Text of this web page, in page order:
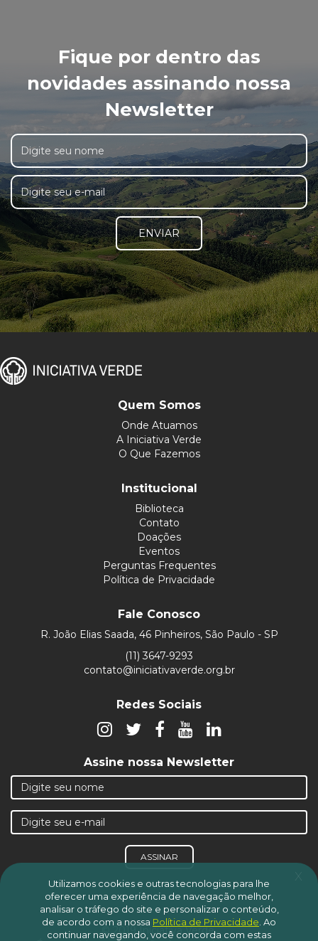
Fique por dentro das
novidades assinando nossa
Newsletter
ENVIAR
Quem Somos
Onde Atuamos
A Iniciativa Verde
O Que Fazemos
Institucional
Biblioteca
Contato
Doações
Eventos
Perguntas Frequentes
Política de Privacidade
Fale Conosco
R. João Elias Saada, 46 Pinheiros, São Paulo - SP
(11) 3647-9293
contato@iniciativaverde.org.br
Redes Sociais
Assine nossa Newsletter
ASSINAR
© 2019 Iniciativa Verde.
x
Utilizamos cookies e outras tecnologias para lhe
oferecer uma experiência de navegação melhor,
analisar o tráfego do site e personalizar o conteúdo,
de acordo com a nossa Política de Privacidade Ao
continuar navegando, você concorda com estas